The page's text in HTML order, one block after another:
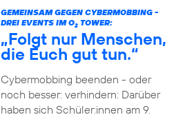
GEMEINSAM GEGEN CYBERMOBBING -
DREI EVENTS IM O2TOWER:
„Folgt nur Menschen,
die Euch gut tun.“
Cybermobbing beenden - oder
noch besser: verhindern: Darüber
haben sich Schüler:innen am 9.